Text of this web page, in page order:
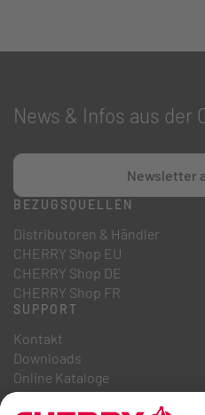
News & Infos aus der
Newsletter
BEZUGSQUELLEN
Distributoren & Händler
CHERRY Shop EU
CHERRY Shop DE
CHERRY Shop FR
SUPPORT
Kontakt
Downloads
Online Kataloge
FAQ